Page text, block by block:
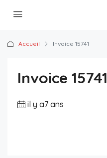
Accueil Invoice 15741
Invoice 15741
il y a7 ans